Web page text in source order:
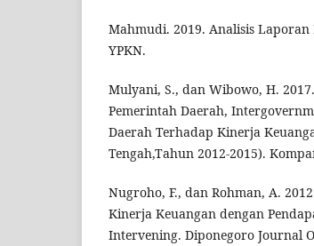
Mahmudi. 2019. Analisis
YPKN.
Mulyani, S., dan Wibowo, H.
Pemerintah Daerah,
Daerah Terhadap Kinerja
Tengah,Tahun 2012-2015).
Nugroho, F., dan Rohman, A.
Kinerja Keuangan dengan
Intervening. Diponegoro Journal